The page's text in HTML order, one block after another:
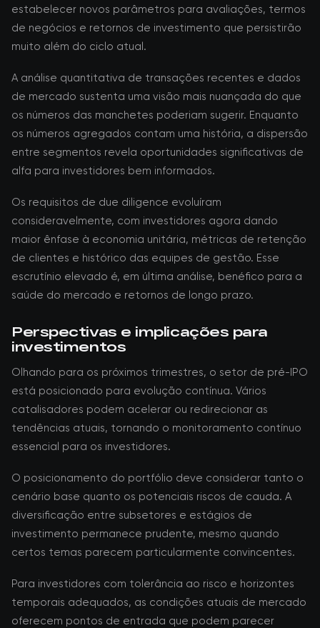
estabelecer novos parâmetros para avaliações, termos
de negócios e retornos de investimento que persistirão
muito além do ciclo atual.
A análise quantitativa de transações recentes e dados
de mercado sustenta uma visão mais nuançada do que
os números das manchetes poderiam sugerir. Enquanto
os números agregados contam uma história, a dispersão
entre segmentos revela oportunidades significativas de
alfa para investidores bem informados.
Os requisitos de due diligence evoluíram
consideravelmente, com investidores agora dando
maior ênfase à economia unitária, métricas de retenção
de clientes e histórico das equipes de gestão. Esse
escrutínio elevado é, em última análise, benéfico para a
saúde do mercado e retornos de longo prazo.
Perspectivas e implicações para
investimentos
Olhando para os próximos trimestres, o setor de pré-IPO
está posicionado para evolução contínua. Vários
catalisadores podem acelerar ou redirecionar as
tendências atuais, tornando o monitoramento contínuo
essencial para os investidores.
O posicionamento do portfólio deve considerar tanto o
cenário base quanto os potenciais riscos de cauda. A
diversificação entre subsetores e estágios de
investimento permanece prudente, mesmo quando
certos temas parecem particularmente convincentes.
Para investidores com tolerância ao risco e horizontes
temporais adequados, as condições atuais de mercado
oferecem pontos de entrada que podem parecer